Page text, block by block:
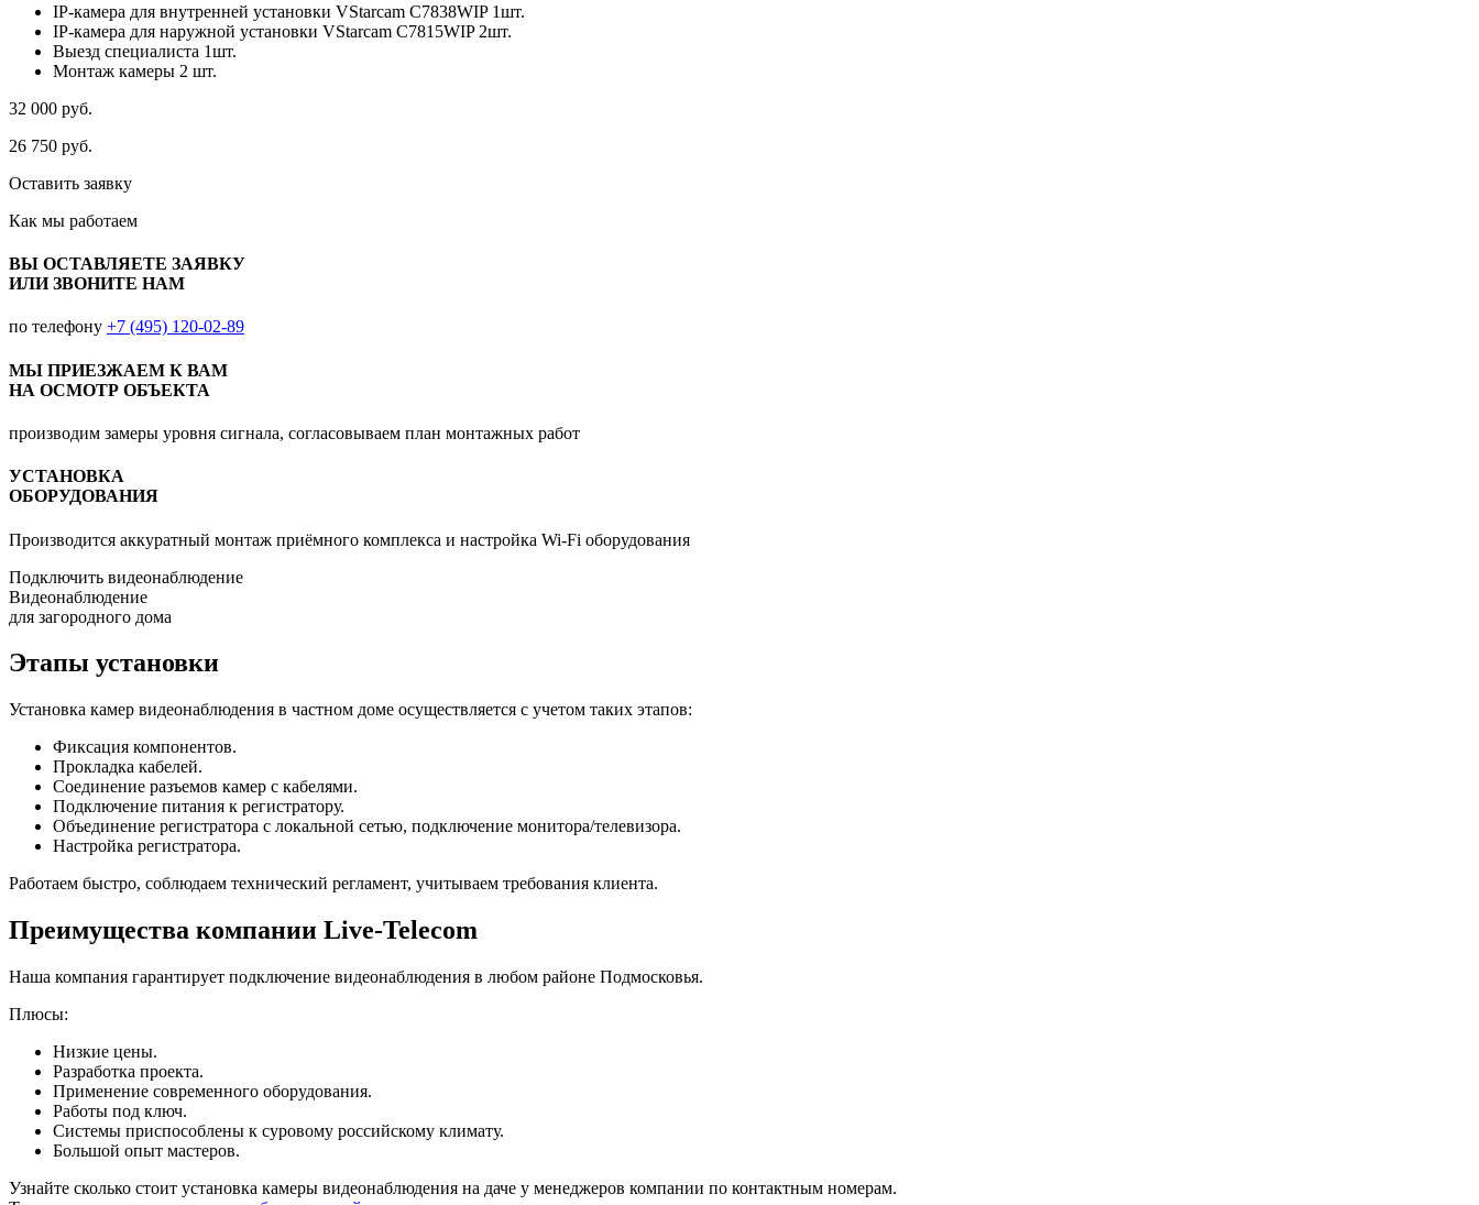
IP-камера для внутренней установки VStarcam C7838WIP 1шт.
IP-камера для наружной установки VStarcam C7815WIP 2шт.
Выезд специалиста 1шт.
Монтаж камеры 2 шт.
32 000 руб.
26 750 руб.
Оставить заявку
Как мы работаем
ВЫ ОСТАВЛЯЕТЕ ЗАЯВКУ
ИЛИ ЗВОНИТЕ НАМ
по телефону +7 (495) 120-02-89
МЫ ПРИЕЗЖАЕМ К ВАМ
НА ОСМОТР ОБЪЕКТА
производим замеры уровня сигнала, согласовываем план монтажных работ
УСТАНОВКА
ОБОРУДОВАНИЯ
Производится аккуратный монтаж приёмного комплекса и настройка Wi-Fi оборудования
Подключить видеонаблюдение
Видеонаблюдение
для загородного дома
Этапы установки
Установка камер видеонаблюдения в частном доме осуществляется с учетом таких этапов:
Фиксация компонентов.
Прокладка кабелей.
Соединение разъемов камер с кабелями.
Подключение питания к регистратору.
Объединение регистратора с локальной сетью, подключение монитора/телевизора.
Настройка регистратора.
Работаем быстро, соблюдаем технический регламент, учитываем требования клиента.
Преимущества компании Live-Telecom
Наша компания гарантирует подключение видеонаблюдения в любом районе Подмосковья.
Плюсы:
Низкие цены.
Разработка проекта.
Применение современного оборудования.
Работы под ключ.
Системы приспособлены к суровому российскому климату.
Большой опыт мастеров.
Узнайте сколько стоит установка камеры видеонаблюдения на даче у менеджеров компании по контактным номерам.